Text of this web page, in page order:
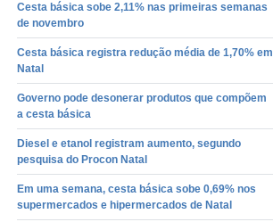
Cesta básica sobe 2,11% nas primeiras semanas
de novembro
Cesta básica registra redução média de 1,70% em
Natal
Governo pode desonerar produtos que compõem
a cesta básica
Diesel e etanol registram aumento, segundo
pesquisa do Procon Natal
Em uma semana, cesta básica sobe 0,69% nos
supermercados e hipermercados de Natal